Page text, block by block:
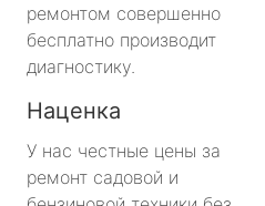
ремонтом совершенно
бесплатно производит
диагностику.
Наценка
У нас честные цены за
ремонт садовой и